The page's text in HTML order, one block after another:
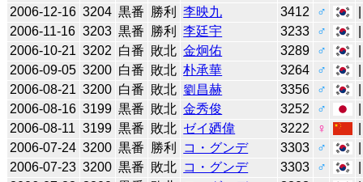
2006-12-16 3204 黒番 勝利 李映九 3412 ♂
2006-11-16 3203 黒番 勝利 李廷宇 3233 ♂
2006-10-21 3202 白番 敗北 金炯佑 3289 ♂
2006-09-05 3200 白番 敗北 朴承華 3264 ♂
2006-08-21 3200 白番 敗北 劉昌赫 3356 ♂
2006-08-16 3199 黒番 敗北 金秀俊 3252 ♂
2006-08-11 3199 黒番 敗北 ゼイ廼偉 3222 ♀
2006-07-24 3200 黒番 勝利 コ・グンデ 3303 ♂
2006-07-23 3200 黒番 敗北 コ・グンデ 3303 ♂